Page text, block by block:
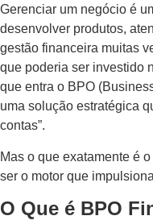
Gerenciar um negócio é
desenvolver produtos,
gestão financeira muitas
que poderia ser investido
que entra o BPO
uma solução estratégica
contas”.
Mas o que exatamente é
ser o motor que
O Que é BPO